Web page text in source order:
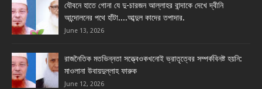
যৌবনে হাতে গোনা যে দু-চারজন আল্লাহর বান্দাকে দেখে দ্বীনি
আন্দোলনের পথে হাঁটা....আব্দুল কাদের তপাদার.
June 13, 2026
রাজনৈতিক মতভিন্নতা সত্ত্বেওকখনোই ভ্রাতৃত্বের সম্পর্কবিনষ্ট হয়নি:
মাওলানা উবায়দুল্লাহ ফারুক
June 12, 2026